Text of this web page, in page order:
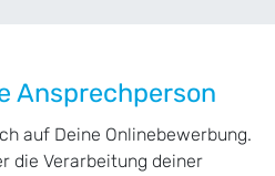
Ansprechperson
auf Deine Onlinebewerbung.
die Verarbeitung deiner